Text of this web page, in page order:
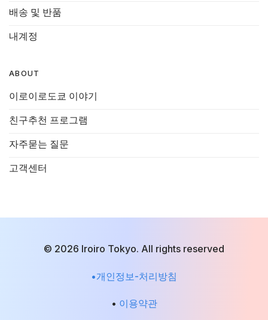
배송 및 반품
내계정
ABOUT
이로이로도쿄 이야기
친구추천 프로그램
자주묻는 질문
고객센터
© 2026 Iroiro Tokyo. All rights reserved
•개인정보-처리방침
• 이용약관